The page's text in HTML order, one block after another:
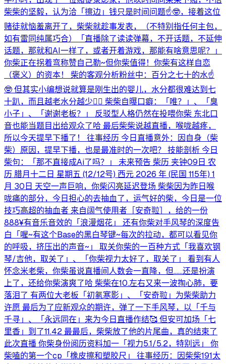
柴柴的坚毅，认为洽「擦边」钱只是时间问题☝️🤓，接着这位
赌徒就恼羞离开了，柴柴就趁事发表，（不特别指任何主包，
如有雷同纯属巧合）「直播除了读读弹幕，不开话题，不延伸
话题，那就和AI一样了，或者开着游戏，那能有啥意思呢？」
你柴正在拐着弯称赞自己勒~但你柴值得！你柴有这样自恋
（褒义）的资本！ 柴的客观分析粉丝中：百分之七十的水☝️
🤓 但其实小编想说就算是刚生出的婴儿，水分都很难达到七
十趴，而且越老水分越少😮‍💨 柴柴自曝口癖：「唯？」、「臭
小子」、「谢谢老板？」 反驳型人格仍然在投喂你柴 东北口
音也能当题目出给观众了哈 最后柴柴说越直播，喉咙越疼，
所以今天提早下播了！ 往事经历 今日直播意外：因自身（柴
柴）原因，提早下播，也是最准时的一次吧？ 技能剖析 今日
柴句：「那不直接成Ai了吗？」 未来预告 柴历 夹钟09日 农
历 腊月十二日 星期五 (12/12号) 西元 2026 年 (民国 115年) 1
月 30日 天空一声巨响，你柴闪亮延迟登场 柴柴因为昨日喉
咙痛的部分，今日担心的去抽血了，运气好的柴，今日是一位
技巧高超的抽血者 来自阔气使用者［安奇翋］，给的一份
888¥有音乐音效的「浪漫烟花」 还有你柴对手风琴的深度告
白「喔~有这个Base的黑白琴键~每次的拉动，都可以看见你
的呼吸，挤压出的声音~」 取关你柴的一百种方式「我喜欢钢
琴/吉他，取关了」、「你柴视力太好了，取关了」 看到有人
怀念米老柴，你柴虽说直播间人数会一直降，但……还是扮演
上了，还给你柴演爽了哈 柴柴在10.左右又来一波掏心肺，要
落泪了 有两位大老板「初氡寒影」、「安奇翋」为柴柴助力
许愿 最后为了应新观众的期许，弹了一下手风琴，以「千与
千寻」、「永远同在」来为今日直播作结🥰 但安可加场「七
里香」到了11.42 最最后，柴柴放了他的片尾曲，真的结束了
此次直播 你柴身份阅历资料加一「视力5.1/5.2，特别远」 你
柴嗑的第一个cp「橡皮擦和塑胶尺」 往事经历：因柴柴191太